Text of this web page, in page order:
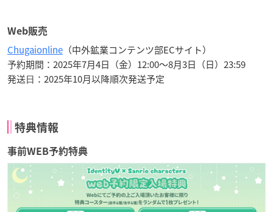
Web販売
Chugaionline （中外鉱業コンテンツ部ECサイト）
予約期間：2025年7月4日（金）12:00〜8月3日（日）23:59
発送⽇：2025年10月以降順次発送予定
特典情報
事前WEB予約特典